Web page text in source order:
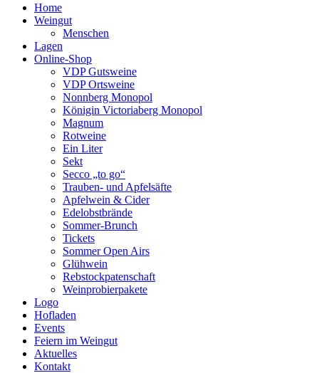
Home
Weingut
Menschen
Lagen
Online-Shop
VDP Gutsweine
VDP Ortsweine
Nonnberg Monopol
Königin Victoriaberg Monopol
Magnum
Rotweine
Ein Liter
Sekt
Secco „to go“
Trauben- und Apfelsäfte
Apfelwein & Cider
Edelobstbrände
Sommer-Brunch
Tickets
Sommer Open Airs
Glühwein
Rebstockpatenschaft
Weinprobierpakete
Logo
Hofladen
Events
Feiern im Weingut
Aktuelles
Kontakt